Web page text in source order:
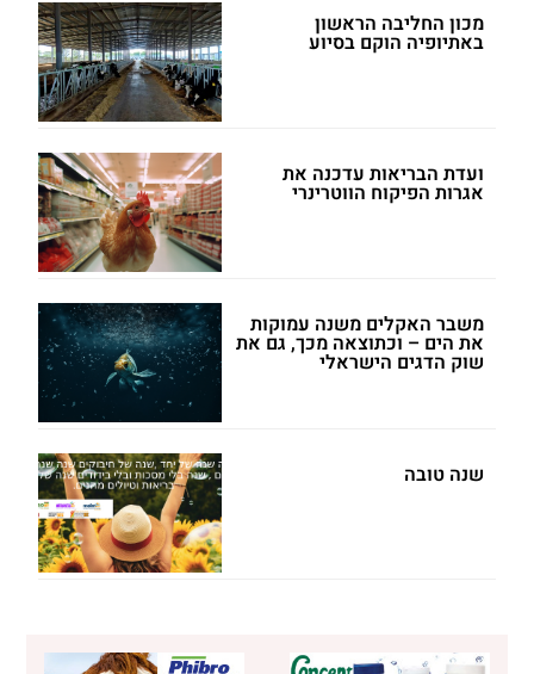
מכון החליבה הראשון
באתיופיה הוקם בסיוע
ועדת הבריאות עדכנה את
אגרות הפיקוח הווטרינרי
משבר האקלים משנה עמוקות
את הים – וכתוצאה מכך, גם את
שוק הדגים הישראלי
שנה טובה